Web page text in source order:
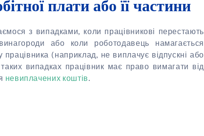
плати або її частини
з випадками, коли працівникові перестають
або коли роботодавець намагається
(наприклад, не виплачує відпускні або
випадках працівник має право вимагати від
невиплачених коштів.